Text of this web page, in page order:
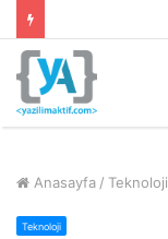
Anasayfa / Teknoloji
Teknoloji